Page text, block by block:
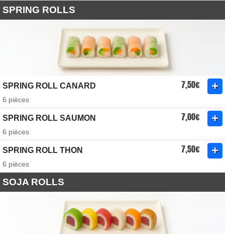
SPRING ROLLS
SPRING ROLL CANARD 7,50€
6 pièces
SPRING ROLL SAUMON 7,00€
6 pièces
SPRING ROLL THON 7,50€
6 pièces
SOJA ROLLS